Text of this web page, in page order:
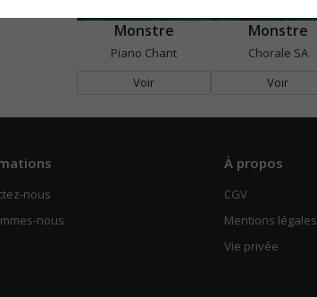
Monstre
Piano Chant
Voir
Monstre
Chorale SA
Voir
nous
nous
À propos
CGV
Mentions légales
Vie privée